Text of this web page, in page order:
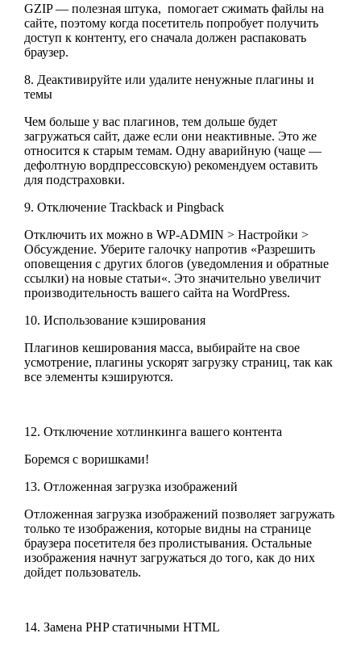
GZIP — полезная штука, помогает сжимать файлы на
сайте, поэтому когда посетитель попробует получить
доступ к контенту, его сначала должен распаковать
браузер.
8. Деактивируйте или удалите ненужные плагины и
темы
Чем больше у вас плагинов, тем дольше будет
загружаться сайт, даже если они неактивные. Это же
относится к старым темам. Одну аварийную (чаще —
дефолтную вордпрессовскую) рекомендуем оставить
для подстраховки.
9. Отключение Trackback и Pingback
Отключить их можно в WP-ADMIN > Настройки >
Обсуждение. Уберите галочку напротив «Разрешить
оповещения с других блогов (уведомления и обратные
ссылки) на новые статьи«. Это значительно увеличит
производительность вашего сайта на WordPress.
10. Использование кэширования
Плагинов кеширования масса, выбирайте на свое
усмотрение, плагины ускорят загрузку страниц, так как
все элементы кэшируются.
12. Отключение хотлинкинга вашего контента
Боремся с воришками!
13. Отложенная загрузка изображений
Отложенная загрузка изображений позволяет загружать
только те изображения, которые видны на странице
браузера посетителя без пролистывания. Остальные
изображения начнут загружаться до того, как до них
дойдет пользователь.
14. Замена PHP статичными HTML